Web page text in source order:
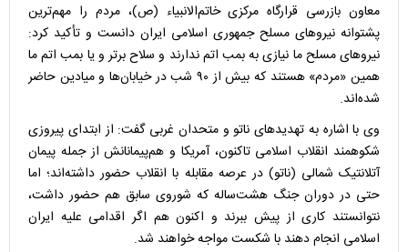
معاون بازرسی قرارگاه مرکزی خاتم‌الانبیاء (ص)، مردم را مهم‌ترین
پشتوانه نیروهای مسلح جمهوری اسلامی ایران دانست و تأکید کرد:
نیروهای مسلح ما نیازی به بمب اتم ندارند و سلاح برتر و یا بمب اتم ما
همین «مردم» هستند که بیش از ۹۰ شب در خیابان‌ها و میادین حاضر
شده‌اند.
وی با اشاره به تهدیدهای ناتو و متحدان غربی گفت: از ابتدای پیروزی
شکوهمند انقلاب اسلامی تاکنون، آمریکا و هم‌پیمانانش از جمله پیمان
آتلانتیک شمالی (ناتو) در عرصه مقابله با انقلاب حضور داشته‌اند؛ اما
حتی در دوران جنگ هشت‌ساله که شوروی سابق هم حضور داشت،
نتوانستند کاری از پیش ببرند و اکنون هم اگر اقدامی علیه ایران
اسلامی انجام دهند با شکست مواجه خواهند شد.